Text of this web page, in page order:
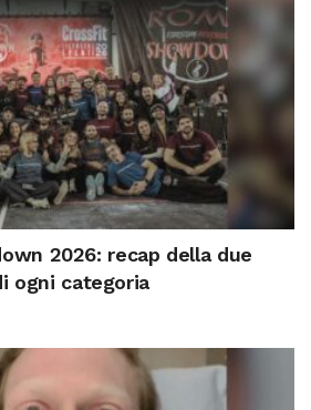
2026: recap della due
ogni categoria